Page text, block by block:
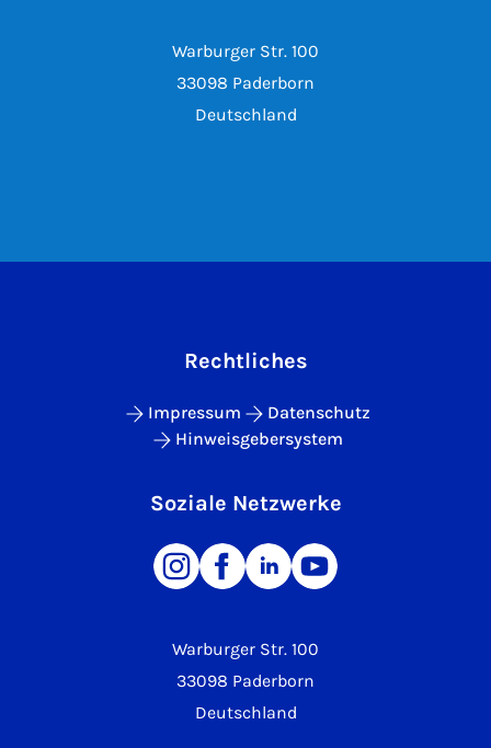
Warburger Str. 100
33098 Paderborn
Deutschland
Warburger Str. 100
33098 Paderborn
Deutschland
Rechtliches
Impressum
Datenschutz
Hinweisgebersystem
Soziale Netzwerke